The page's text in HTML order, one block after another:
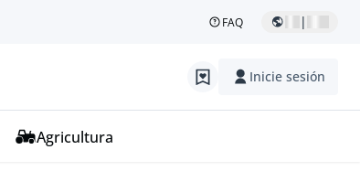
FAQ |
Inicie sesión
Agricultura